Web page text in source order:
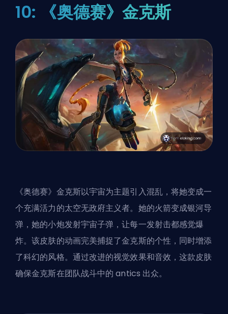
10: 《奥德赛》金克斯
《奥德赛》金克斯以宇宙为主题引入混乱，将她变成一
个充满活力的太空无政府主义者。她的火箭变成银河导
弹，她的小炮发射宇宙子弹，让每一发射击都感觉爆
炸。该皮肤的动画完美捕捉了金克斯的个性，同时增添
了科幻的风格。通过改进的视觉效果和音效，这款皮肤
确保金克斯在团队战斗中的 antics 出众。